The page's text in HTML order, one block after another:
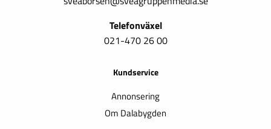
Telefonväxel
021-470 26 00
Kundservice
Annonsering
Om Dalabygden